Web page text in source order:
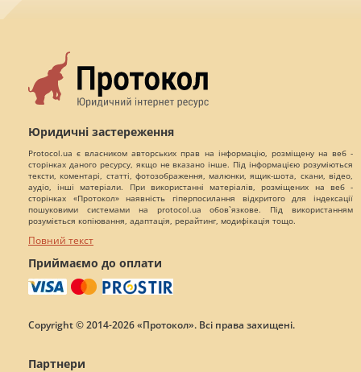
Юридичні застереження
Protocol.ua є власником авторських прав на інформацію, розміщену на веб -
сторінках даного ресурсу, якщо не вказано інше. Під інформацією розуміються
тексти, коментарі, статті, фотозображення, малюнки, ящик-шота, скани, відео,
аудіо, інші матеріали. При використанні матеріалів, розміщених на веб -
сторінках «Протокол» наявність гіперпосилання відкритого для індексації
пошуковими системами на protocol.ua обов`язкове. Під використанням
розуміється копіювання, адаптація, рерайтинг, модифікація тощо.
Повний текст
Приймаємо до оплати
Copyright © 2014-2026 «Протокол». Всі права захищені.
Партнери